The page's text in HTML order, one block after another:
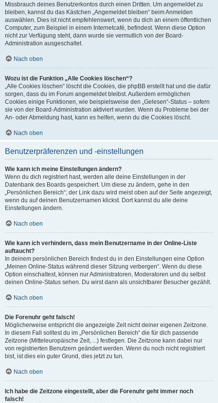
Missbrauch deines Benutzerkontos durch einen Dritten. Um angemeldet zu
bleiben, kannst du das Kästchen „Angemeldet bleiben“ beim Anmelden
auswählen. Dies ist nicht empfehlenswert, wenn du dich an einem öffentlichen
Computer, zum Beispiel in einem Internetcafé, befindest. Wenn diese Option
nicht zur Verfügung steht, dann wurde sie vermutlich von der Board-
Administration ausgeschaltet.
Nach oben
Wozu ist die Funktion „Alle Cookies löschen“?
„Alle Cookies löschen“ löscht die Cookies, die phpBB erstellt hat und die dafür
sorgen, dass du im Forum angemeldet bleibst. Außerdem ermöglichen
Cookies einige Funktionen, wie beispielsweise den „Gelesen“-Status – sofern
sie von der Board-Administration aktiviert wurden. Wenn du Probleme bei der
An- oder Abmeldung hast, kann es helfen, wenn du die Cookies löscht.
Nach oben
Benutzerpräferenzen und -einstellungen
Wie kann ich meine Einstellungen ändern?
Wenn du dich registriert hast, werden alle deine Einstellungen in der
Datenbank des Boards gespeichert. Um diese zu ändern, gehe in den
„Persönlichen Bereich“; der Link dazu wird meist oben auf der Seite angezeigt,
wenn du auf deinen Benutzernamen klickst. Dort kannst du alle deine
Einstellungen ändern.
Nach oben
Wie kann ich verhindern, dass mein Benutzername in der Online-Liste
auftaucht?
In deinem persönlichen Bereich findest du in den Einstellungen eine Option
„Meinen Online-Status während dieser Sitzung verbergen“. Wenn du diese
Option einschaltest, können nur Administratoren, Moderatoren und du selbst
deinen Online-Status sehen. Du wirst dann als unsichtbarer Besucher gezählt.
Nach oben
Die Forenuhr geht falsch!
Möglicherweise entspricht die angezeigte Zeit nicht deiner eigenen Zeitzone.
In diesem Fall solltest du im „Persönlichen Bereich“ die für dich passende
Zeitzone (Mitteleuropäische Zeit, ...) festlegen. Die Zeitzone kann dabei nur
von registrierten Benutzern geändert werden. Wenn du noch nicht registriert
bist, ist dies ein guter Grund, dies jetzt zu tun.
Nach oben
Ich habe die Zeitzone eingestellt, aber die Forenuhr geht immer noch
falsch!